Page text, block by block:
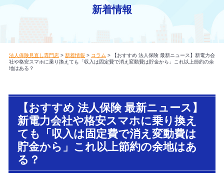
新着情報
法人保険見直し専門店> 新着情報 > コラム >
【おすすめ 法人保険 最新ニュース】新電力会
社や格安スマホに乗り換えても「収入は固定費で消え変動費は貯金から」これ以上節約の余
地はある？
【おすすめ 法人保険 最新ニュース】
新電力会社や格安スマホに乗り換え
ても「収入は固定費で消え変動費は
貯金から」これ以上節約の余地はあ
る？